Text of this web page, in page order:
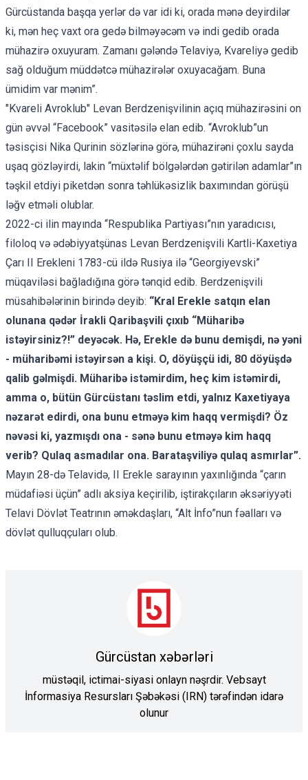
Gürcüstanda başqa yerlər də var idi ki, orada mənə deyirdilər
ki, mən heç vaxt ora gedə bilməyəcəm və indi gedib orada
mühazirə oxuyuram. Zamanı gələndə Telaviyə, Kvareliyə gedib
sağ olduğum müddətcə mühazirələr oxuyacağam. Buna
ümidim var mənim”.
"Kvareli Avroklub" Levan Berdzenişvilinin açıq mühazirəsini on
gün əvvəl “Facebook” vasitəsilə elan edib. “Avroklub”un
təsisçisi Nika Qurinin sözlərinə görə, mühazirəni çoxlu sayda
uşaq gözləyirdi, lakin “müxtəlif bölgələrdən gətirilən adamlar”ın
təşkil etdiyi piketdən sonra təhlükəsizlik baxımından görüşü
ləğv etməli olublar.
2022-ci ilin mayında “Respublika Partiyası”nın yaradıcısı,
filoloq və ədəbiyyatşünas Levan Berdzenişvili Kartli-Kaxetiya
Çarı II Erekleni 1783-cü ildə Rusiya ilə “Georgiyevski”
müqaviləsi bağladığına görə tənqid edib. Berdzenişvili
müsahibələrinin birində deyib: “Kral Erekle satqın elan
olunana qədər İrakli Qaribaşvili çıxıb “Müharibə
istəyirsiniz?!” deyəcək. Hə, Erekle də bunu demişdi, nə yəni
- müharibəmi istəyirsən a kişi. O, döyüşçü idi, 80 döyüşdə
qalib gəlmişdi. Müharibə istəmirdim, heç kim istəmirdi,
amma o, bütün Gürcüstanı təslim etdi, yalnız Kaxetiyaya
nəzarət edirdi, ona bunu etməyə kim haqq vermişdi? Öz
nəvəsi ki, yazmışdı ona - sənə bunu etməyə kim haqq
verib? Qulaq asmadılar ona. Barataşviliyə qulaq asmırlar”.
Mayın 28-də Telavidə, II Erekle sarayının yaxınlığında “çarın
müdafiəsi üçün” adlı aksiya keçirilib, iştirakçıların əksəriyyəti
Telavi Dövlət Teatrının əməkdaşları, “Alt İnfo”nun fəalları və
dövlət qulluqçuları olub.
Gürcüstan xəbərləri
müstəqil, ictimai-siyasi onlayn nəşrdir. Vebsayt
İnformasiya Resursları Şəbəkəsi (IRN) tərəfindən idarə
olunur